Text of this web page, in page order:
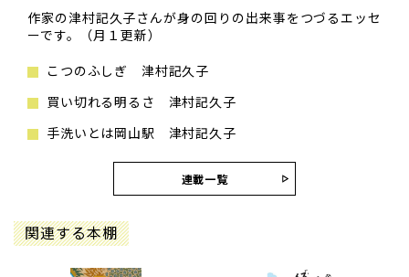
作家の津村記久子さんが身の回りの出来事をつづるエッセ
ーです。（月１更新）
こつのふしぎ 津村記久子
買い切れる明るさ 津村記久子
手洗いとは岡山駅 津村記久子
連載一覧
関連する本棚